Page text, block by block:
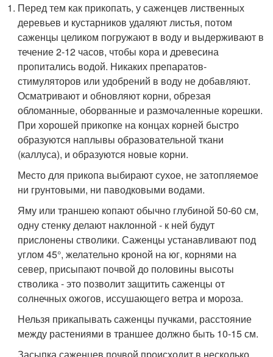
Перед тем как прикопать, у саженцев лиственных
деревьев и кустарников удаляют листья, потом
саженцы целиком погружают в воду и выдерживают в
течение 2-12 часов, чтобы кора и древесина
пропитались водой. Никаких препаратов-
стимуляторов или удобрений в воду не добавляют.
Осматривают и обновляют корни, обрезая
обломанные, оборванные и размочаленные корешки.
При хорошей прикопке на концах корней быстро
образуются наплывы образовательной ткани
(каллуса), и образуются новые корни.
Место для прикопа выбирают сухое, не затопляемое
ни грунтовыми, ни паводковыми водами.
Яму или траншею копают обычно глубиной 50-60 см,
одну стенку делают наклонной - к ней будут
прислонены стволики. Саженцы устанавливают под
углом 45°, желательно кроной на юг, корнями на
север, присыпают почвой до половины высоты
стволика - это позволит защитить саженцы от
солнечных ожогов, иссушающего ветра и мороза.
Нельзя прикапывать саженцы пучками, расстояние
между растениями в траншее должно быть 10-15 см.